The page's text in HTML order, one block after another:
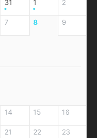
31 1 2
7 8 9
14 15 16
21 22 23